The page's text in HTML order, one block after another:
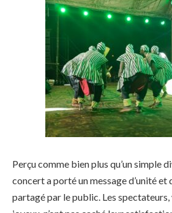
Perçu comme bien plus qu’un simple
concert a porté un message d’unité et
partagé par le public. Les